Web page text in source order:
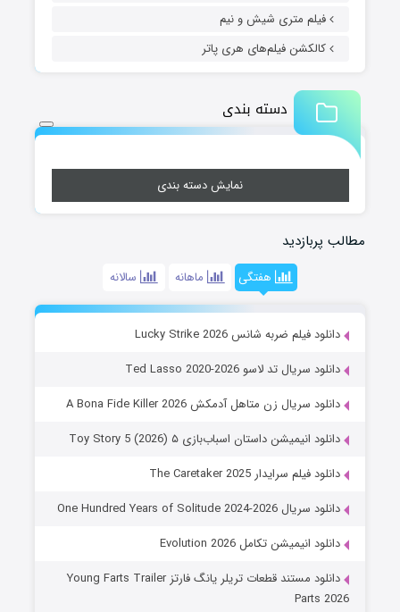
فیلم متری شیش و نیم
کالکشن فیلم‌های هری پاتر
دسته بندی
نمایش دسته بندی
مطالب پربازدید
هفتگی ماهانه سالانه
دانلود فیلم ضربه شانس Lucky Strike 2026
دانلود سریال تد لاسو Ted Lasso 2020-2026
دانلود سریال زن متاهل آدمکش A Bona Fide Killer 2026
دانلود انیمیشن داستان اسباب‌بازی ۵ Toy Story 5 (2026)
دانلود فیلم سرایدار The Caretaker 2025
دانلود سریال One Hundred Years of Solitude 2024-2026
دانلود انیمیشن تکامل Evolution 2026
دانلود مستند قطعات تریلر یانگ فارتز Young Farts Trailer
Parts 2026